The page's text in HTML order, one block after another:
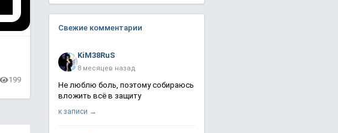
199
Свежие комментарии
KiM38RuS
8 месяцев назад
Не люблю боль, поэтому собираюсь
вложить всё в защиту
к записи →